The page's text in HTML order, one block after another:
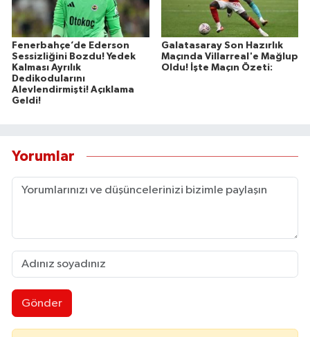
Fenerbahçe’de Ederson
Sessizliğini Bozdu! Yedek
Kalması Ayrılık
Dedikodularını
Alevlendirmişti! Açıklama
Geldi!
Galatasaray Son Hazırlık
Maçında Villarreal'e Mağlup
Oldu! İşte Maçın Özeti:
Yorumlar
Gönder